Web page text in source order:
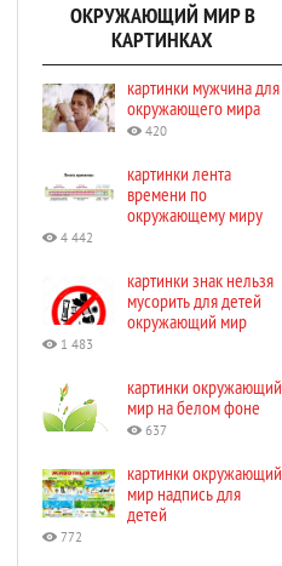
ОКРУЖАЮЩИЙ МИР В
КАРТИНКАХ
картинки мужчина для
окружающего мира
420
картинки лента
времени по
окружающему миру
4 442
картинки знак нельзя
мусорить для детей
окружающий мир
1 483
картинки окружающий
мир на белом фоне
637
картинки окружающий
мир надпись для
детей
772